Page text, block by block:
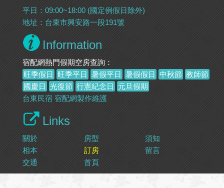
平日：09:00~18:00 (國定例假日除外)
地址：台東市興安路一段191號
Information
宿配網熱門假期空房查詢：
旺季假日
旺季平日 暑假平日 暑假假日 中秋節 教師節
國慶日 光復節 行憲紀念日
元旦假期
台東民宿 宿配網製作維護
Links
關於 房型
須知
相本
訂房
留言
交通
首頁